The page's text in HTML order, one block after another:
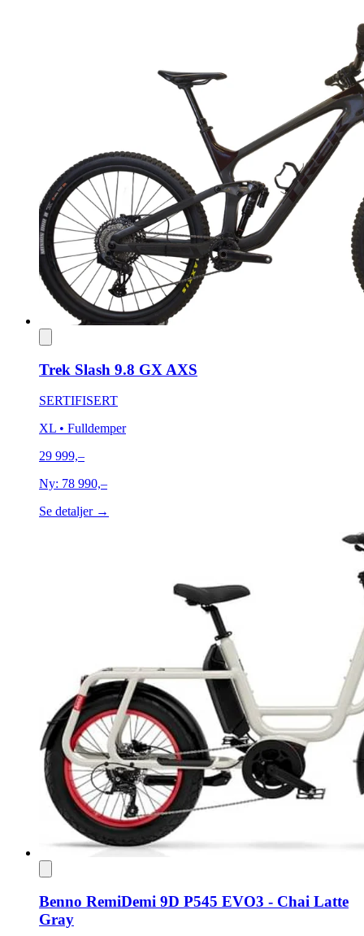
Trek Slash 9.8 GX AXS
SERTIFISERT
XL • Fulldemper
29 999,–
Ny: 78 990,–
Se detaljer →
Benno RemiDemi 9D P545 EVO3 - Chai Latte
Gray